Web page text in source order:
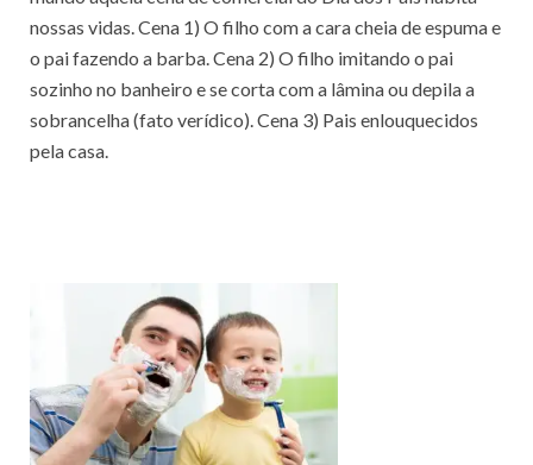
nossas vidas. Cena 1) O filho com a cara cheia de espuma e
o pai fazendo a barba. Cena 2) O filho imitando o pai
sozinho no banheiro e se corta com a lâmina ou depila a
sobrancelha (fato verídico). Cena 3) Pais enlouquecidos
pela casa.